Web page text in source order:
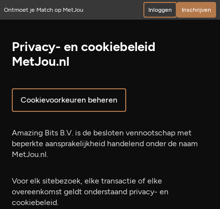
Ontmoet je Match op MetJou Inloggen Inschrijven
Privacy- en cookiebeleid
MetJou.nl
Cookievoorkeuren beheren
Amazing Bits B.V. is de besloten vennootschap met
beperkte aansprakelijkheid handelend onder de naam
MetJou.nl.
Voor elk sitebezoek, elke transactie of elke
overeenkomst geldt onderstaand privacy- en
cookiebeleid.